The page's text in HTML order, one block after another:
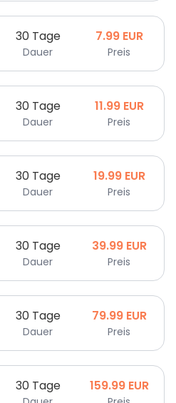
30 Tage
Dauer
7.99 EUR
Preis
30 Tage
Dauer
11.99 EUR
Preis
30 Tage
Dauer
19.99 EUR
Preis
30 Tage
Dauer
39.99 EUR
Preis
30 Tage
Dauer
79.99 EUR
Preis
30 Tage 159.99 EUR